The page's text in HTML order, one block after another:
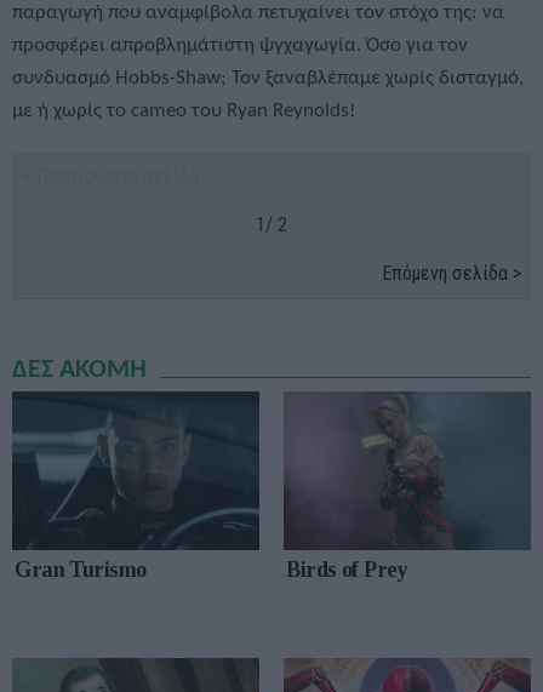
παραγωγή που αναμφίβολα πετυχαίνει τον στόχο της: να
προσφέρει απροβλημάτιστη ψγχαγωγία. Όσο για τον
συνδυασμό Hobbs-Shaw; Τον ξαναβλέπαμε χωρίς δισταγμό,
με ή χωρίς το cameo του Ryan Reynolds!
1/ 2
Επόμενη σελίδα >
ΔΕΣ ΑΚΟΜΗ
Gran Turismo Birds of Prey